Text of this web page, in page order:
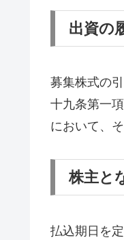
出資の
募集株式の
十九条第一
において、
株主と
払込期日を